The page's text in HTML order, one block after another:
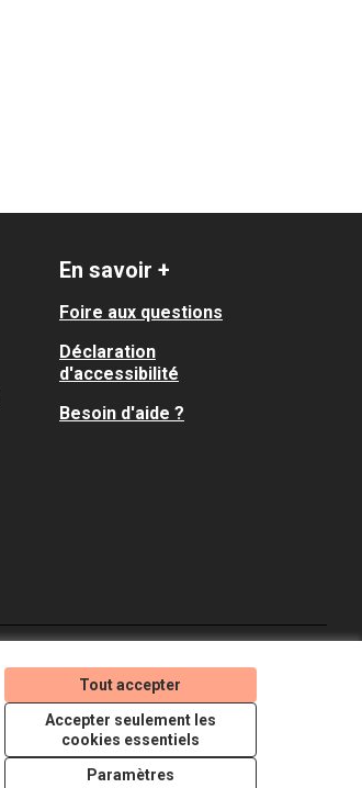
Tout accepter
Accepter seulement les
cookies essentiels
Paramètres
En savoir +
Foire aux questions
Déclaration
d'accessibilité
Besoin d'aide ?
(Lien externe)
(Lien externe)
(Lien externe)
Licence Creative
(Lien externe)